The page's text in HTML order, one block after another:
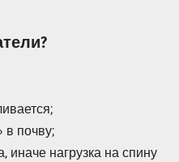
в почву;
иначе нагрузка на спину